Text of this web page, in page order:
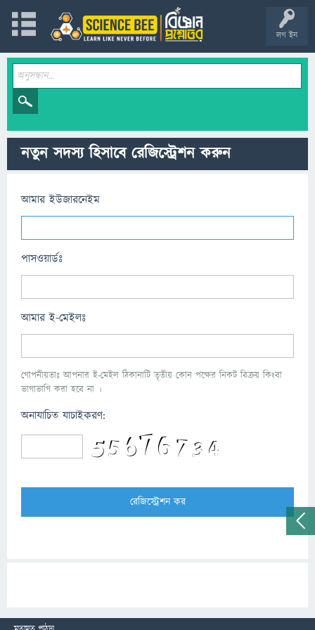
লগ ইন
নতুন সদস্য হিসাবে রেজিস্ট্রেশন করুন
আমার ইউজারনেইম
পাসওয়ার্ডঃ
আমার ই-মেইলঃ
গোপনীয়তাঃ আপনার ই-মেইল ঠিকানাটি তৃতীয় কোন পক্ষের নিকট বিক্রয় কিংবা
ভাগাভাগি করা হবে না ।
অনাযাচিত যাচাইকরণ: